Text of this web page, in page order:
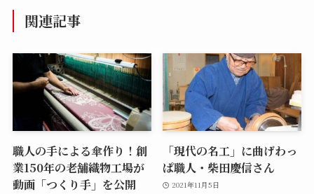
関連記事
職人の手による傘作り！創
業150年の老舗織物工場が
動画「つくり手」を公開
「現代の名工」に曲げわっ
ぱ職人・柴田慶信さん
2021年11月5日